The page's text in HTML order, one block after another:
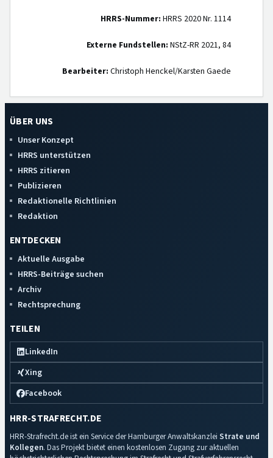
HRRS-Nummer: HRRS 2020 Nr. 1114
Externe Fundstellen: NStZ-RR 2021, 84
Bearbeiter: Christoph Henckel/Karsten Gaede
ÜBER UNS
Unser Konzept
HRRS unterstützen
HRRS zitieren
Publizieren
Redaktionelle Richtlinien
Redaktion
ENTDECKEN
Aktuelle Ausgabe
HRRS-Beiträge suchen
Archiv
Rechtsprechung
TEILEN
LinkedIn
Xing
Facebook
HRR-STRAFRECHT.DE
HRR-Strafrecht.de ist ein Service der Hamburger Anwaltskanzlei Strate und
Kollegen. Das Projekt bietet einen kostenlosen Zugang zur aktuellen